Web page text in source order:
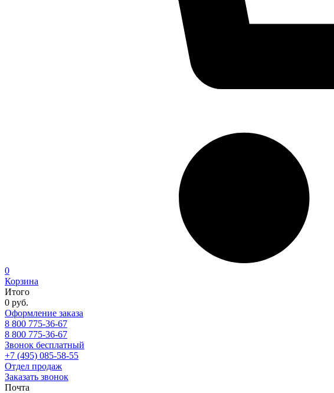
0
Корзина
Итого
0 руб.
Оформление заказа
8 800 775-36-67
8 800 775-36-67
Звонок бесплатный
+7 (495) 085-58-55
Отдел продаж
Заказать звонок
Почта